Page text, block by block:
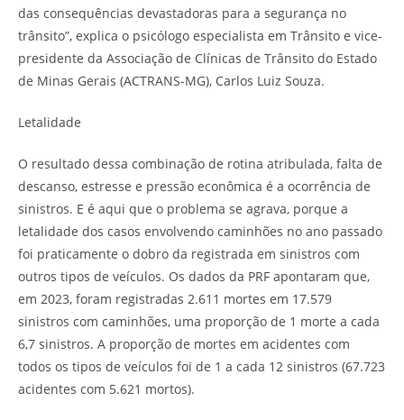
das consequências devastadoras para a segurança no
trânsito”, explica o psicólogo especialista em Trânsito e vice-
presidente da Associação de Clínicas de Trânsito do Estado
de Minas Gerais (ACTRANS-MG), Carlos Luiz Souza.
Letalidade
O resultado dessa combinação de rotina atribulada, falta de
descanso, estresse e pressão econômica é a ocorrência de
sinistros. E é aqui que o problema se agrava, porque a
letalidade dos casos envolvendo caminhões no ano passado
foi praticamente o dobro da registrada em sinistros com
outros tipos de veículos. Os dados da PRF apontaram que,
em 2023, foram registradas 2.611 mortes em 17.579
sinistros com caminhões, uma proporção de 1 morte a cada
6,7 sinistros. A proporção de mortes em acidentes com
todos os tipos de veículos foi de 1 a cada 12 sinistros (67.723
acidentes com 5.621 mortos).